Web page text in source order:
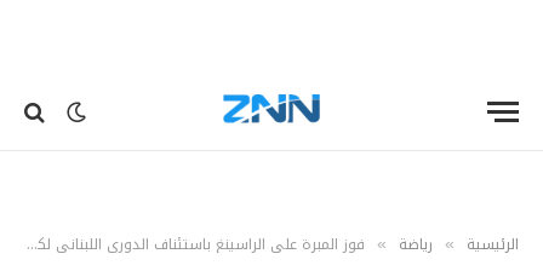
الرئيسية » رياضة » فوز المبرة على الراسينغ باستئناف الدوري اللبناني لكرة القدم